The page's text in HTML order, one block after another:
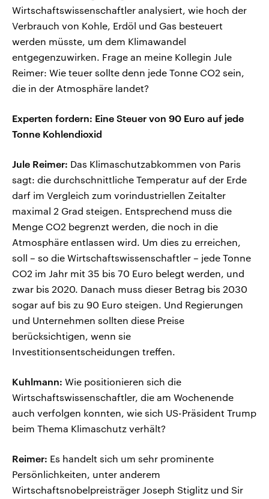
Wirtschaftswissenschaftler analysiert, wie hoch der
Verbrauch von Kohle, Erdöl und Gas besteuert
werden müsste, um dem Klimawandel
entgegenzuwirken. Frage an meine Kollegin Jule
Reimer: Wie teuer sollte denn jede Tonne CO2 sein,
die in der Atmosphäre landet?
Experten fordern: Eine Steuer von 90 Euro auf jede
Tonne Kohlendioxid
Jule Reimer: Das Klimaschutzabkommen von Paris
sagt: die durchschnittliche Temperatur auf der Erde
darf im Vergleich zum vorindustriellen Zeitalter
maximal 2 Grad steigen. Entsprechend muss die
Menge CO2 begrenzt werden, die noch in die
Atmosphäre entlassen wird. Um dies zu erreichen,
soll – so die Wirtschaftswissenschaftler – jede Tonne
CO2 im Jahr mit 35 bis 70 Euro belegt werden, und
zwar bis 2020. Danach muss dieser Betrag bis 2030
sogar auf bis zu 90 Euro steigen. Und Regierungen
und Unternehmen sollten diese Preise
berücksichtigen, wenn sie
Investitionsentscheidungen treffen.
Kuhlmann: Wie positionieren sich die
Wirtschaftswissenschaftler, die am Wochenende
auch verfolgen konnten, wie sich US-Präsident Trump
beim Thema Klimaschutz verhält?
Reimer: Es handelt sich um sehr prominente
Persönlichkeiten, unter anderem
Wirtschaftsnobelpreisträger Joseph Stiglitz und Sir